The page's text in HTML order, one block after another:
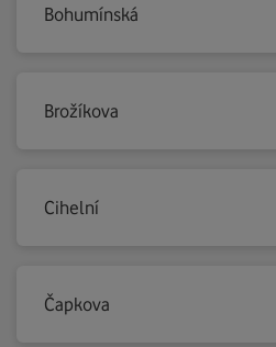
Bohumínská
Brožíkova
Cihelní
Čapkova